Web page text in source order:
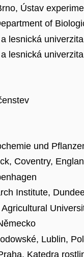
Ústav
of
lesnická
lesnická
und
Coventry,
Institute,
Lublin,
Katedra